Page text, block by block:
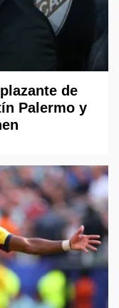
de
Palermo y